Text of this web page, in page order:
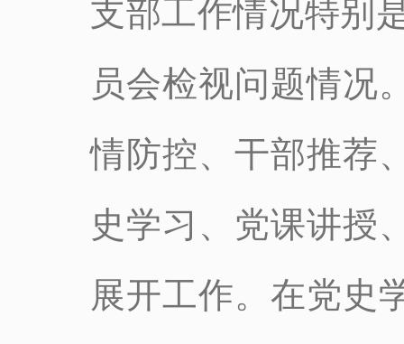
支部工作情况特别
员会检视问题情况
情防控、干部推荐
史学习、党课讲授
展开工作。在党史